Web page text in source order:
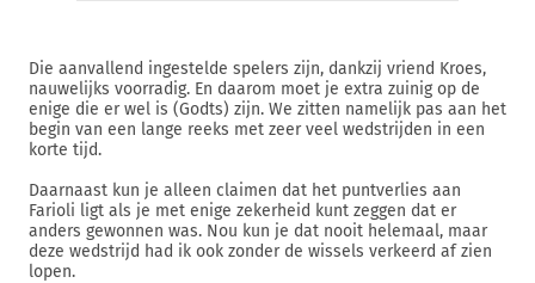
Die aanvallend ingestelde spelers zijn, dankzij vriend Kroes,
nauwelijks voorradig. En daarom moet je extra zuinig op de
enige die er wel is (Godts) zijn. We zitten namelijk pas aan het
begin van een lange reeks met zeer veel wedstrijden in een
korte tijd.
Daarnaast kun je alleen claimen dat het puntverlies aan
Farioli ligt als je met enige zekerheid kunt zeggen dat er
anders gewonnen was. Nou kun je dat nooit helemaal, maar
deze wedstrijd had ik ook zonder de wissels verkeerd af zien
lopen.